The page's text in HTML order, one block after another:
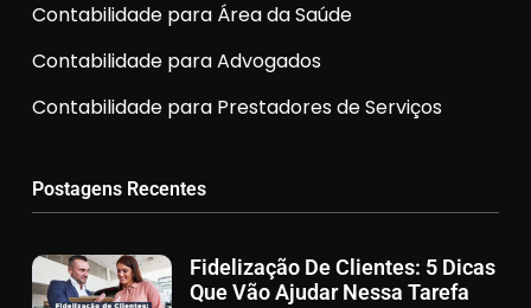
Contabilidade para Área da Saúde
Contabilidade para Advogados
Contabilidade para Prestadores de Serviços
Postagens Recentes
Fidelização De Clientes: 5 Dicas
Que Vão Ajudar Nessa Tarefa